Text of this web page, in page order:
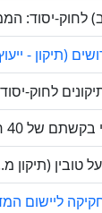
(תיקון -
לחוק-
40 חברי כנ...
טובין (תיקון
ליישום